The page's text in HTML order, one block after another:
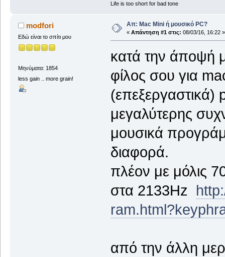
Life is too short for bad tone
modfori
Εδώ είναι το σπίτι μου
Μηνύματα: 1854
less gain .. more grain!
Απ: Mac Mini ή μουσικό PC?
« Απάντηση #1 στις: 08/03/16, 16:22 »
κατά την άποψή
φίλος σου για
(επεξεργαστικά)
μεγαλύτερης
μουσικά
διαφορά.
πλέον με μόλις
στα 2133Hz
από την άλλη